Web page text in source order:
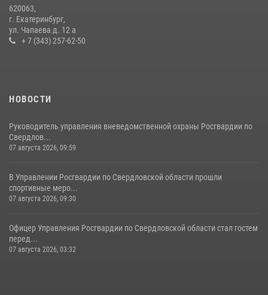
специальное занятие
27 июля 2026, 12:37
620063,
г. Екатеринбург,
ул. Чапаева д. 12 а
+ 7 (343) 257-62-50
НОВОСТИ
Руководитель управления вневедомственной охраны Росгвардии по
Свердлов...
07 августа 2026, 09:59
В Управлении Росгвардии по Свердловской области прошли
спортивные меро...
07 августа 2026, 09:30
Офицер Управления Росгвардии по Свердловской области стал гостем
перед...
07 августа 2026, 03:32